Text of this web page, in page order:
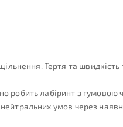
Тертя та швидкість
робить лабіринт з гумовою
умов через